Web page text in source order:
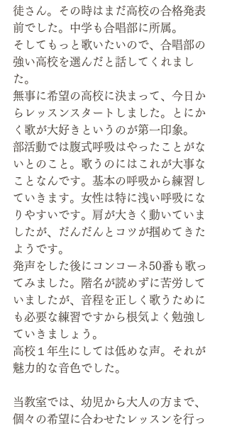
徒さん。その時はまだ高校の合格発表
前でした。中学も合唱部に所属。
そしてもっと歌いたいので、合唱部の
強い高校を選んだと話してくれまし
た。
無事に希望の高校に決まって、今日か
らレッスンスタートしました。とにか
く歌が大好きというのが第一印象。
部活動では腹式呼吸はやったことがな
いとのこと。歌うのにはこれが大事な
ことなんです。基本の呼吸から練習し
ていきます。女性は特に浅い呼吸にな
りやすいです。肩が大きく動いていま
したが、だんだんとコツが掴めてきた
ようです。
発声をした後にコンコーネ50番も歌っ
てみました。階名が読めずに苦労して
いましたが、音程を正しく歌うために
も必要な練習ですから根気よく勉強し
ていきましょう。
高校１年生にしては低めな声。それが
魅力的な音色でした。
当教室では、幼児から大人の方まで、
個々の希望に合わせたレッスンを行っ